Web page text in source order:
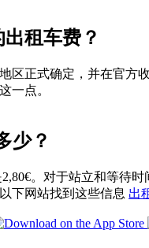
租车费？
区正式确定，并在官方
一点。
少？
。对于站立和等待时
下网站找到这些信息 出